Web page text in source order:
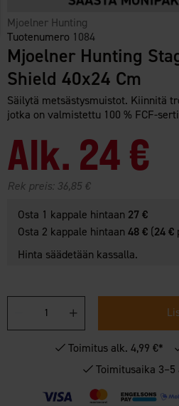
Mjoelner Hunting
Tuotenumero 1084
Mjoelner Hunting
Shield 40x24 Cm
Säilytä metsästysmuistot. Kiinnitä
jotka on valmistettu 100 % FCF-
Alk. 24 €
Rek preis: 36,85 €
Osta 1 kappale hintaan 27 €
Osta 2 kappale hintaan48 € (24 €
Hinta säädetään kassalla.
Toimitus alk. 4,99 €*
Toimitusaika